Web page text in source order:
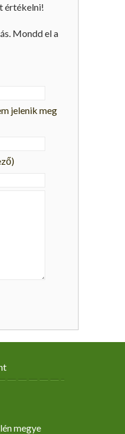
értékelni!
Mondd el a
jelenik meg
megye